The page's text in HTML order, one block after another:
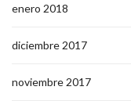
enero 2018
diciembre 2017
noviembre 2017